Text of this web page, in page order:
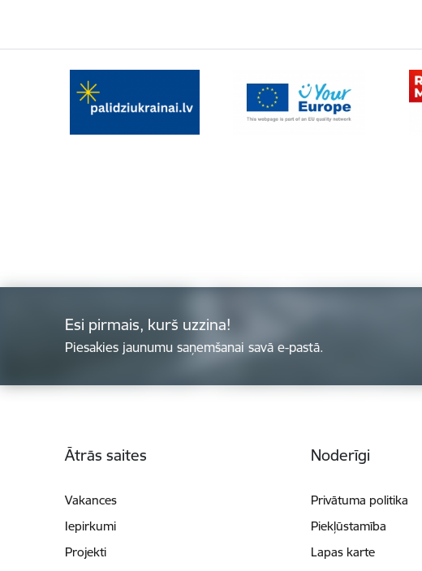
Esi pirmais, kurš uzzina!
Piesakies jaunumu saņemšanai savā e-pastā.
Ātrās saites
Vakances
Iepirkumi
Projekti
Noderīgi
Privātuma politika
Piekļūstamība
Lapas karte